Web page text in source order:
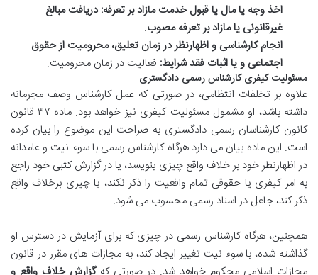
اخذ وجه یا مال یا قبول خدمت مازاد بر تعرفه: دریافت مبالغ
غیرقانونی یا مازاد بر تعرفه مصوب.
انجام کارشناسی و اظهارنظر در زمان تعلیق، محرومیت از حقوق
اجتماعی و یا اثبات فقد شرایط: فعالیت در زمان محرومیت.
مسئولیت کیفری کارشناس رسمی دادگستری
علاوه بر تخلفات انتظامی، در صورتی که عمل کارشناس وصف مجرمانه
داشته باشد، او مشمول مسئولیت کیفری نیز خواهد بود. ماده ۳۷ قانون
کانون کارشناسان رسمی دادگستری به صراحت این موضوع را بیان کرده
است. این ماده بیان می دارد هرگاه کارشناس رسمی با سوء نیت و عامدانه
در اظهارنظر خود بر خلاف واقع چیزی بنویسد، یا در گزارش کتبی خود راجع
به امر کیفری یا حقوقی تمام واقعیت را ذکر نکند، یا چیزی برخلاف واقع
ذکر کند، جاعل در اسناد رسمی محسوب می شود.
همچنین، هرگاه کارشناس رسمی در چیزی که برای آزمایش در دسترس او
گذاشته شده، با سوء نیت تغییر ایجاد کند، به مجازات های مقرر در قانون